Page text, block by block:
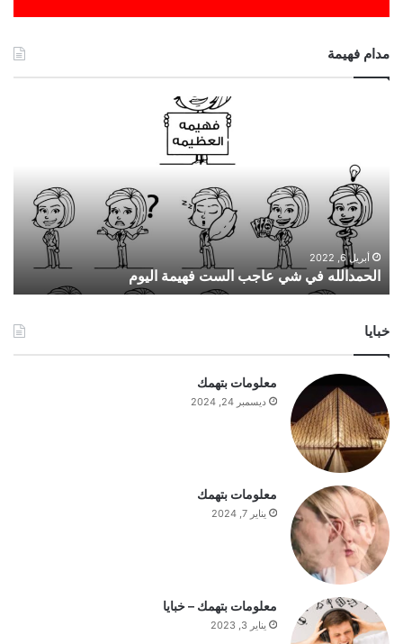
مدام فهيمة
ي
ي
ع
ب
ا
ل
ه
ي
م
ي
أبريل 6, 2022
الحمدالله في شي عاجب الست فهيمة اليوم
خبايا
معلومات بتهمك
ديسمبر 24, 2024
معلومات بتهمك
يناير 7, 2024
معلومات بتهمك – خبايا
يناير 3, 2023